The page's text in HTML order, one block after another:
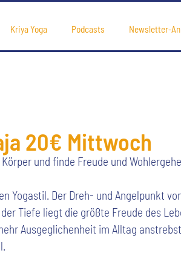
Kriya Yoga Podcasts Newsletter-
20€ Mittwoch
und finde Freude und
Yogastil. Der Dreh- und Angelpunkt
Tiefe liegt die größte Freude des
Ausgeglichenheit im Alltag